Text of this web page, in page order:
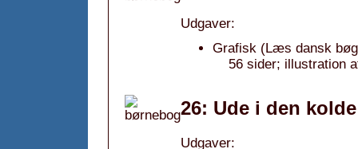
Udgaver:
Grafisk (Læs dansk
56 sider; illustration
26: Ude i den
Udgaver: